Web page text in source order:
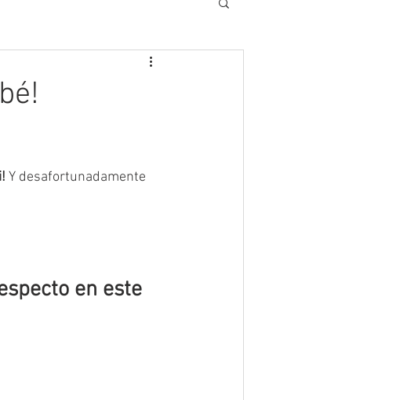
Y desafortunadamente
en este